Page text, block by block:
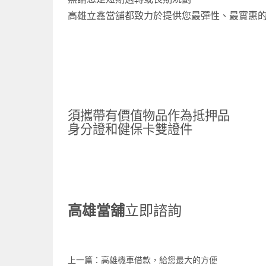
高雄立鑫當舖都致力於提供您最彈性、最實惠
須攜帶有價值物品作為抵押品
身分證和健保卡雙證件
高雄當舖立即諮詢
上一篇： 高雄機車借款，給您最大的方便